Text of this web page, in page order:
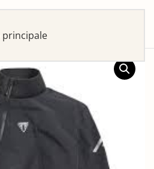
principale